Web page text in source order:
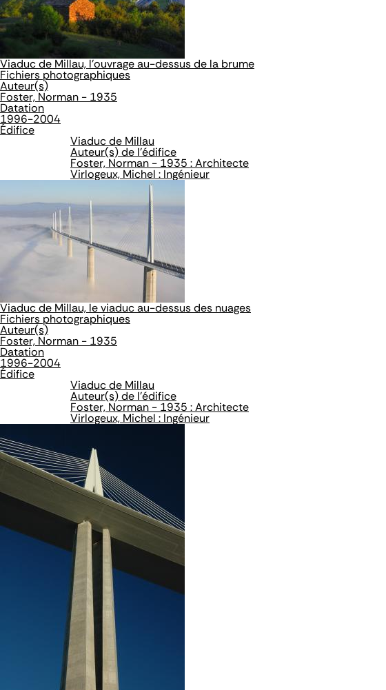
Viaduc de Millau, l'ouvrage au-dessus de la brume
Fichiers photographiques
Auteur(s)
Foster, Norman - 1935
Datation
1996-2004
Édifice
Viaduc de Millau
Auteur(s) de l'édifice
Foster, Norman - 1935 : Architecte
Virlogeux, Michel : Ingénieur
Viaduc de Millau, le viaduc au-dessus des nuages
Fichiers photographiques
Auteur(s)
Foster, Norman - 1935
Datation
1996-2004
Édifice
Viaduc de Millau
Auteur(s) de l'édifice
Foster, Norman - 1935 : Architecte
Virlogeux, Michel : Ingénieur